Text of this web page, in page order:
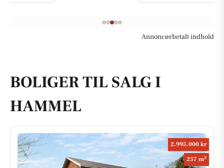
Annoncørbetalt indhold
BOLIGER TIL SALG I
HAMMEL
2.995.000 kr
257 m2